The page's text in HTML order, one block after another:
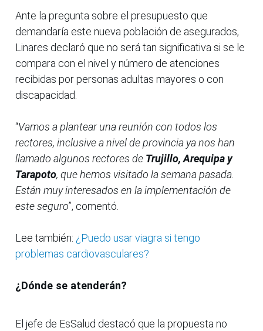
Ante la pregunta sobre el presupuesto que
demandaría este nueva población de asegurados,
Linares declaró que no será tan significativa si se le
compara con el nivel y número de atenciones
recibidas por personas adultas mayores o con
discapacidad.
“Vamos a plantear una reunión con todos los
rectores, inclusive a nivel de provincia ya nos han
llamado algunos rectores de Trujillo, Arequipa y
Tarapoto, que hemos visitado la semana pasada.
Están muy interesados en la implementación de
este seguro”, comentó.
Lee también: ¿Puedo usar viagra si tengo
problemas cardiovasculares?
¿Dónde se atenderán?
El jefe de EsSalud destacó que la propuesta no